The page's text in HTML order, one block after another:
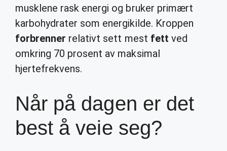
musklene rask energi og bruker primært
karbohydrater som energikilde. Kroppen
forbrenner relativt sett mest fett ved
omkring 70 prosent av maksimal
hjertefrekvens.
Når på dagen er det
best å veie seg?